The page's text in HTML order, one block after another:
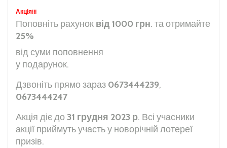
Акція!!!
Поповніть рахунок від 1000 грн. та отримайте
25%
від суми поповнення
у подарунок.
Дзвоніть прямо зараз 0673444239,
0673444247
Акція діє до31 грудня 2023 р. Всі учасники
акції приймуть участь у новорічній лотереї
призів.